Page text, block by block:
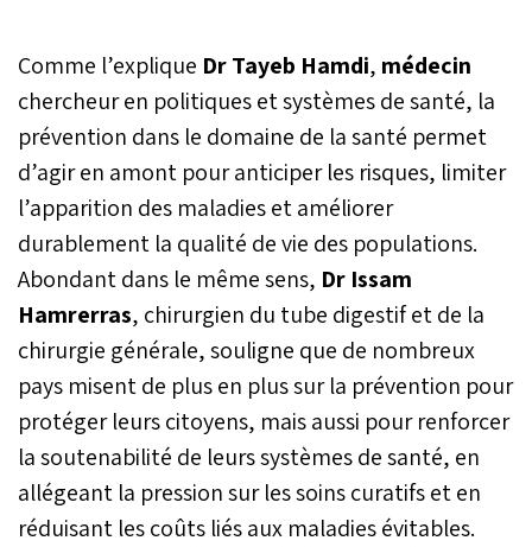
vient d’être lancée à
Washington par la Banque
mondiale, l’Organisation
mondiale de la Santé et le
gouvernement japonais.
Cette coalition ambitionne
d’aider les pays en
développement et à
revenu intermédiaire à
mobiliser des
investissements publics et
privés afin de bâtir des
systèmes de santé plus
solides, capables de
soutenir la croissance
économique, de créer des
emplois et de renforcer la
résilience face aux crises
Comme l’explique Dr Tayeb Hamdi, médecin
chercheur en politiques et systèmes de santé, la
prévention dans le domaine de la santé permet
d’agir en amont pour anticiper les risques, limiter
l’apparition des maladies et améliorer
durablement la qualité de vie des populations.
Abondant dans le même sens, Dr Issam
Hamrerras, chirurgien du tube digestif et de la
chirurgie générale, souligne que de nombreux
pays misent de plus en plus sur la prévention pour
protéger leurs citoyens, mais aussi pour renforcer
la soutenabilité de leurs systèmes de santé, en
allégeant la pression sur les soins curatifs et en
réduisant les coûts liés aux maladies évitables.